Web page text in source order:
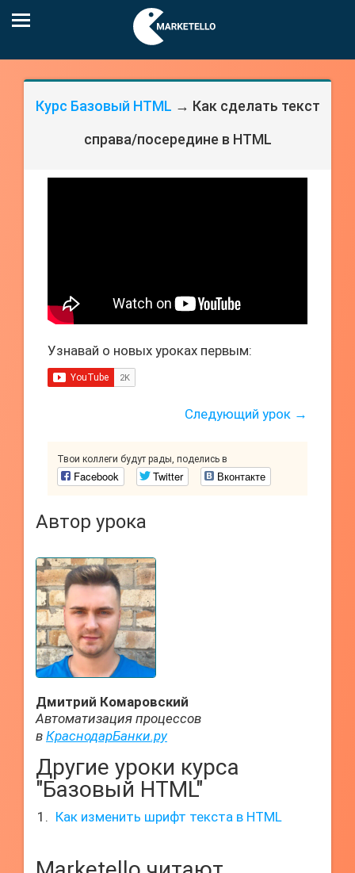
Курс Базовый HTML → Как сделать текст
справа/посередине в HTML
Узнавай о новых уроках первым:
Следующий урок →
Твои коллеги будут рады, поделись в
Facebook Twitter Вконтакте
Автор урока
Дмитрий Комаровский
Автоматизация процессов
в КраснодарБанки.ру
Другие уроки курса
"Базовый HTML"
Как изменить шрифт текста в HTML